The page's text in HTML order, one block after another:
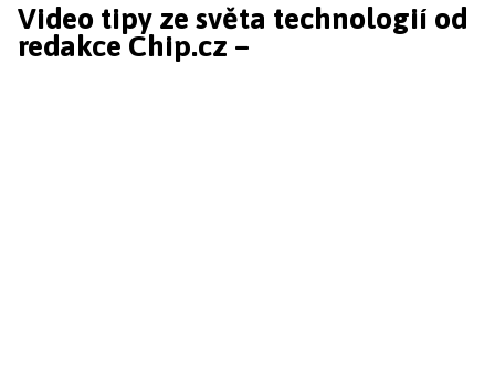
Video tipy ze světa technologií od
redakce Chip.cz –